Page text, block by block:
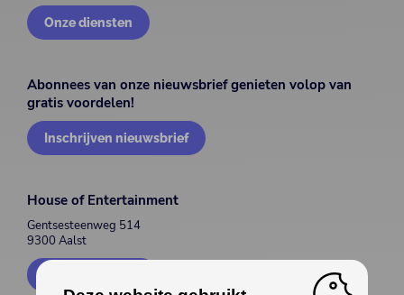
Onze diensten
Abonnees van onze nieuwsbrief genieten volop van
gratis voordelen!
Inschrijven nieuwsbrief
House of Entertainment
Gentsesteenweg 514
9300 Aalst